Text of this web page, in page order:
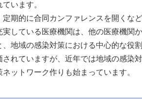
います。
期的に合同カンファレンスを開くな
している医療機関は、他の医療機関
地域の感染対策における中心的な役割
れていますが、近年では地域の感染
ットワーク作りも始まっています。